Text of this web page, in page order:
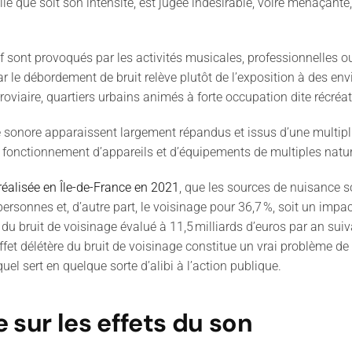
provoqués par les activités musicales, professionnelles
le débordement de bruit relève plutôt de l’exposition à des
, quartiers urbains animés à forte occupation dite
apparaissent largement répandus et issus d’une
d’appareils et d’équipements de multiples
en Île-de-France en 2021 , que les sources de nuisance
et, d’autre part, le voisinage pour 36,7%, soit un
bruit de voisinage évalué à 11,5 milliards d’euros par an
délétère du bruit de voisinage constitue un vrai problème
sert en quelque sorte d’alibi à l’action publique.
les effets du son